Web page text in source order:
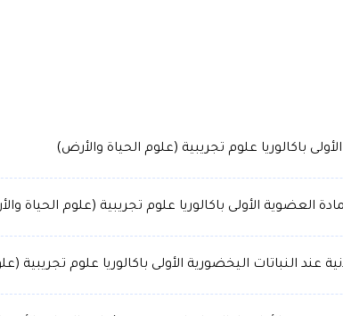
باكالوريا علوم تجريبية (علوم الحياة والأرض)
العضوية الأولى باكالوريا علوم تجريبية (علوم الحياة
النباتات اليخضورية الأولى باكالوريا علوم تجريبية